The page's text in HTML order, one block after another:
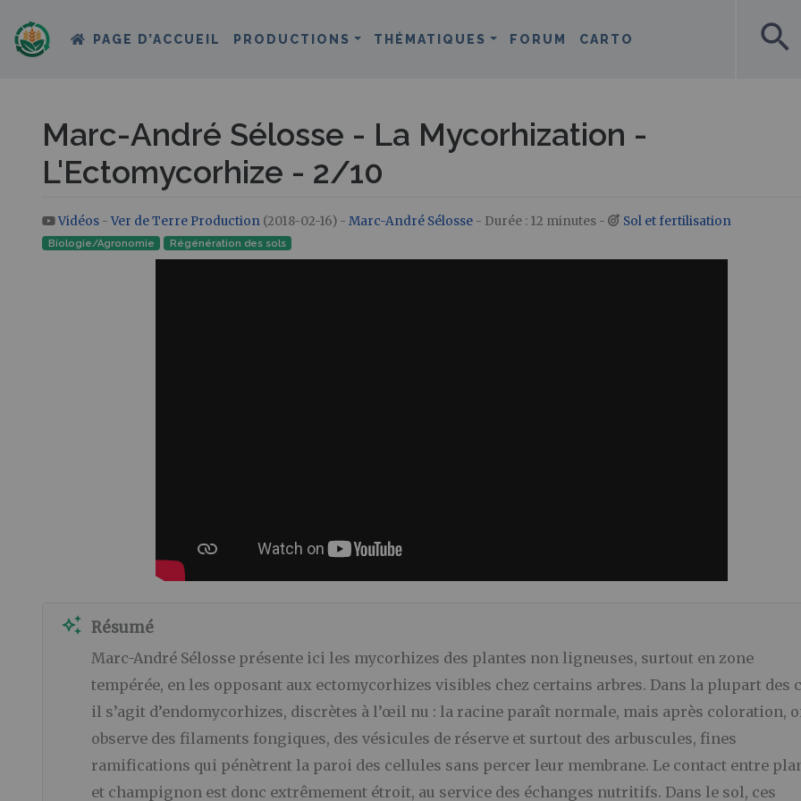
PAGE D’ACCUEIL PRODUCTIONS THÉMATIQUES FORUM CARTO search
Marc-André Sélosse - La Mycorhization -
L'Ectomycorhize - 2/10
Aller à :navigation,rechercher
Vidéos - Ver de Terre Production (2018-02-16) - Marc-André Sélosse - Durée : 12 minutes - Sol et fertilisation
Biologie/Agronomie Régénération des sols
auto_awesome Résumé
Marc-André Sélosse présente ici les mycorhizes des plantes non ligneuses, surtout en zone
tempérée, en les opposant aux ectomycorhizes visibles chez certains arbres. Dans la plupart des
il s’agit d’endomycorhizes, discrètes à l’œil nu : la racine paraît normale, mais après coloration,
observe des filaments fongiques, des vésicules de réserve et surtout des arbuscules, fines
ramifications qui pénètrent la paroi des cellules sans percer leur membrane. Le contact entre
et champignon est donc extrêmement étroit, au service des échanges nutritifs. Dans le sol, ces